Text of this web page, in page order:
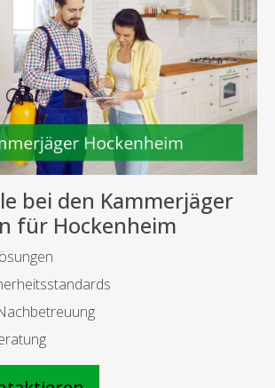
bei den Kammerjäger
für Hockenheim